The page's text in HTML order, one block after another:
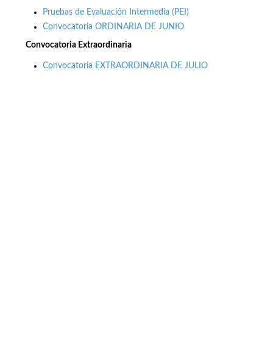
Pruebas de Evaluación Intermedia (PEI)
Convocatoria ORDINARIA DE JUNIO
Convocatoria Extraordinaria
Convocatoria EXTRAORDINARIA DE JULIO